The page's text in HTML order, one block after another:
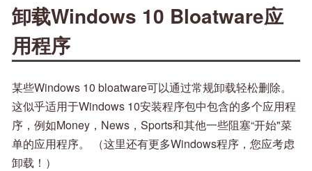
卸载Windows 10 Bloatware应
用程序
某些Windows 10 bloatware可以通过常规卸载轻松删除。
这似乎适用于Windows 10安装程序包中包含的多个应用程
序，例如Money，News，Sports和其他一些阻塞“开始"菜
单的应用程序。 （这里还有更多Windows程序，您应考虑
卸载！）